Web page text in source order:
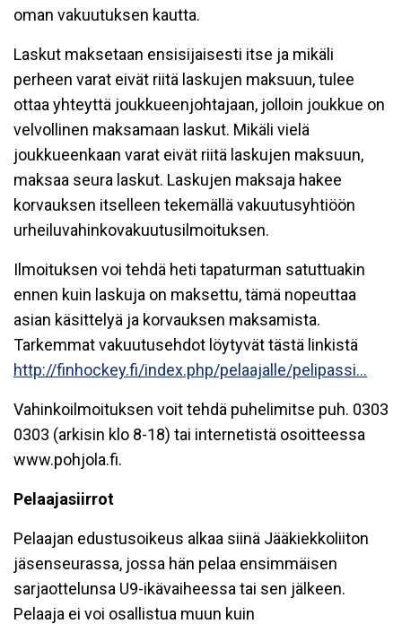
oman vakuutuksen kautta.
Laskut maksetaan ensisijaisesti itse ja mikäli
perheen varat eivät riitä laskujen maksuun, tulee
ottaa yhteyttä joukkueenjohtajaan, jolloin joukkue on
velvollinen maksamaan laskut. Mikäli vielä
joukkueenkaan varat eivät riitä laskujen maksuun,
maksaa seura laskut. Laskujen maksaja hakee
korvauksen itselleen tekemällä vakuutusyhtiöön
urheiluvahinkovakuutusilmoituksen.
Ilmoituksen voi tehdä heti tapaturman satuttuakin
ennen kuin laskuja on maksettu, tämä nopeuttaa
asian käsittelyä ja korvauksen maksamista.
Tarkemmat vakuutusehdot löytyvät tästä linkistä
http://finhockey.fi/index.php/pelaajalle/pelipassi...
Vahinkoilmoituksen voit tehdä puhelimitse puh. 0303
0303 (arkisin klo 8-18) tai internetistä osoitteessa
www.pohjola.fi.
Pelaajasiirrot
Pelaajan edustusoikeus alkaa siinä Jääkiekkoliiton
jäsenseurassa, jossa hän pelaa ensimmäisen
sarjaottelunsa U9-ikävaiheessa tai sen jälkeen.
Pelaaja ei voi osallistua muun kuin